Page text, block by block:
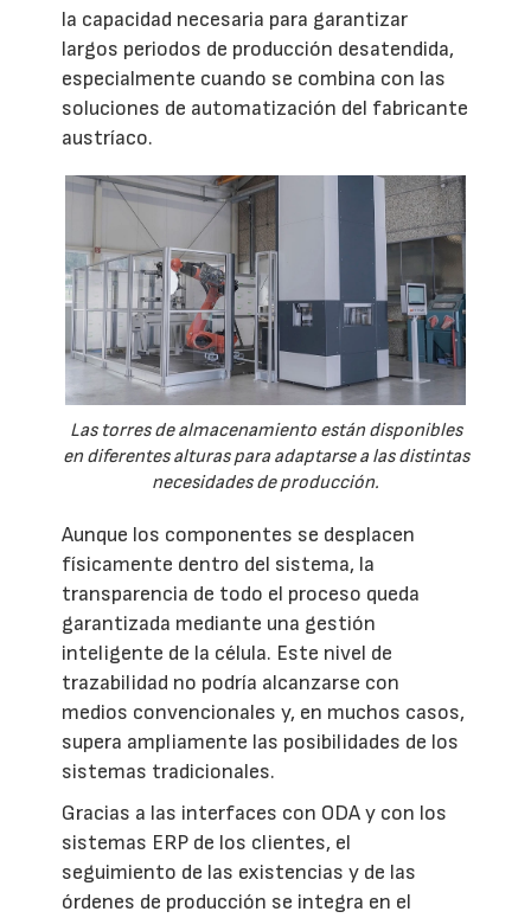
la capacidad necesaria para garantizar
largos periodos de producción desatendida,
especialmente cuando se combina con las
soluciones de automatización del fabricante
austríaco.
Las torres de almacenamiento están disponibles
en diferentes alturas para adaptarse a las distintas
necesidades de producción.
Aunque los componentes se desplacen
físicamente dentro del sistema, la
transparencia de todo el proceso queda
garantizada mediante una gestión
inteligente de la célula. Este nivel de
trazabilidad no podría alcanzarse con
medios convencionales y, en muchos casos,
supera ampliamente las posibilidades de los
sistemas tradicionales.
Gracias a las interfaces con ODA y con los
sistemas ERP de los clientes, el
seguimiento de las existencias y de las
órdenes de producción se integra en el